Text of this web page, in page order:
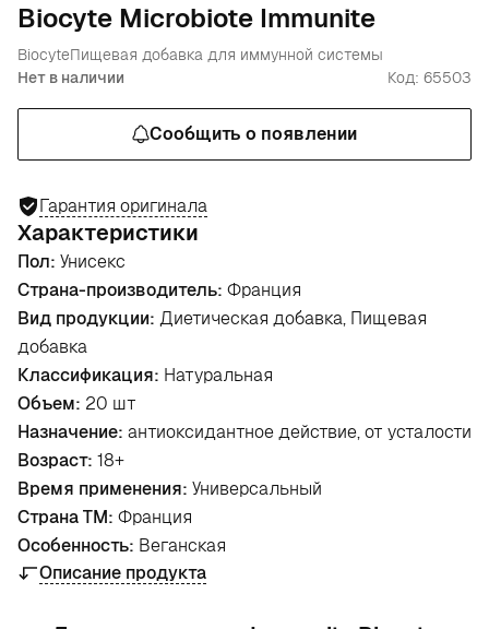
Biocyte Microbiote Immunite
BiocyteПищевая добавка для иммунной системы
Нет в наличии
Код: 65503
Сообщить о появлении
Гарантия оригинала
Характеристики
Пол: Унисекс
Страна-производитель: Франция
Вид продукции: Диетическая добавка, Пищевая
добавка
Классификация: Натуральная
Объем: 20 шт
Назначение: антиоксидантное действие, от усталости
Возраст: 18+
Время применения: Универсальный
Страна ТМ: Франция
Особенность: Веганская
Описание продукта